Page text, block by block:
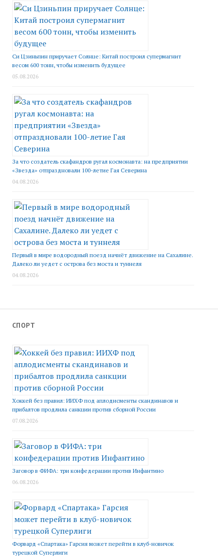
Си Цзиньпин приручает Солнце: Китай построил супермагнит
весом 600 тонн, чтобы изменить будущее
05.08.2026
За что создатель скафандров ругал космонавта: на предприятии
«Звезда» отпраздновали 100-летие Гая Северина
04.08.2026
Первый в мире водородный поезд начнёт движение на Сахалине.
Далеко ли уедет с острова без моста и туннеля
04.08.2026
СПОРТ
Хоккей без правил: ИИХФ под аплодисменты скандинавов и
прибалтов продлила санкции против сборной России
07.08.2026
Заговор в ФИФА: три конфедерации против Инфантино
06.08.2026
Форвард «Спартака» Гарсия может перейти в клуб-новичок
турецкой Суперлиги